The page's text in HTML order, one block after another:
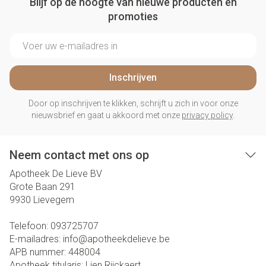
promoties
Inschrijven
Door op inschrijven te klikken, schrijft u zich in voor onze
nieuwsbrief en gaat u akkoord met onze privacy policy.
Neem contact met ons op
Apotheek De Lieve BV
Grote Baan 291
9930 Lievegem
Telefoon: 093725707
E-mailadres: info@apotheekdelieve.be
APB nummer: 448004